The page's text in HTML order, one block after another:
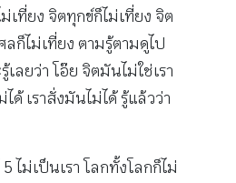
เที่ยง จิตทุกข์ก็ไม่เที่ยง จิต
ก็ไม่เที่ยง ตามรู้ตามดูไป
เลยว่า โอ๊ย จิตมันไม่ใช่เรา
ด้ เราสั่งมันไม่ได้ รู้แล้วว่า
ไม่เป็นเรา โลกทั้งโลกก็ไม่